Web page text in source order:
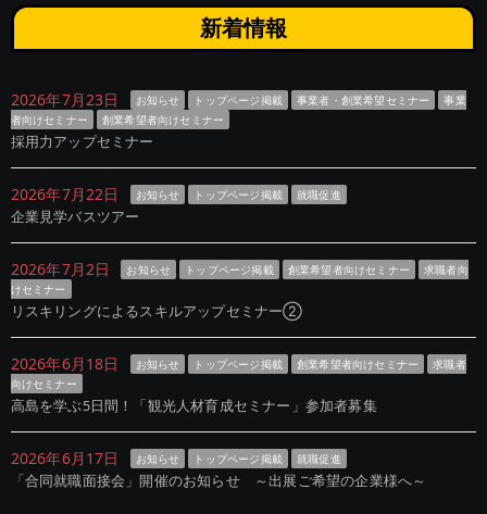
新着情報
2026年7月23日 お知らせ トップページ掲載 事業者・創業希望セミナー
事業
者向けセミナー
創業希望者向けセミナー
採用力アップセミナー
2026年7月22日 お知らせ トップページ掲載 就職促進
企業見学バスツアー
2026年7月2日 お知らせ トップページ掲載 創業希望者向けセミナー
求職者向
けセミナー
リスキリングによるスキルアップセミナー②
2026年6月18日 お知らせ トップページ掲載 創業希望者向けセミナー
求職者
向けセミナー
高島を学ぶ5日間！「観光人材育成セミナー」参加者募集
2026年6月17日 お知らせ トップページ掲載 就職促進
「合同就職面接会」開催のお知らせ ～出展ご希望の企業様へ～